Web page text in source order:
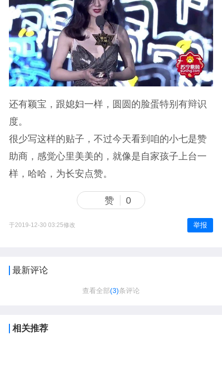
还有颖宝，跟媳妇一样，圆圆的脸蛋特别有辩识
度。
很少写这样的贴子，不过今天看到咱的小七是赞
助商，感觉心里美美的，就像是自家孩子上台一
样，哈哈，为长安点赞。
赞 0
于2019-12-30 03:25修改 举报
最新评论
查看全部(3)条评论
相关推荐